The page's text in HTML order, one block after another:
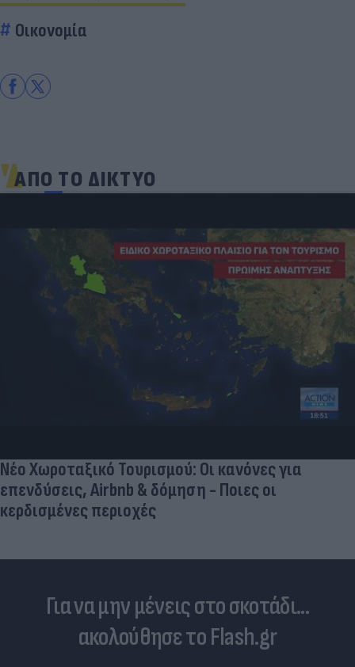
Οικονομία
ΑΠΟ ΤΟ ΔΙΚΤΥΟ
Νέο Χωροταξικό Τουρισμού: Οι κανόνες για
επενδύσεις, Airbnb & δόμηση - Ποιες οι
κερδισμένες περιοχές
Για να μην μένεις στο σκοτάδι...
ακολούθησε το Flash.gr